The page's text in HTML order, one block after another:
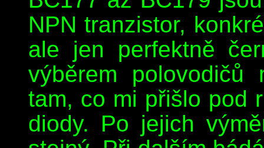
NPN tranzistor,
ale jen perfektně
výběrem
tam, co mi přišlo pod
diody. Po jejich